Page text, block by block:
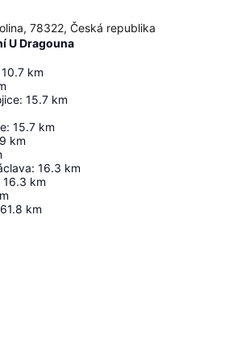
78322, Česká republika
U Dragouna
10.7 km
: 15.7 km
: 15.7 km
km
: 16.3 km
16.3 km
61.8 km